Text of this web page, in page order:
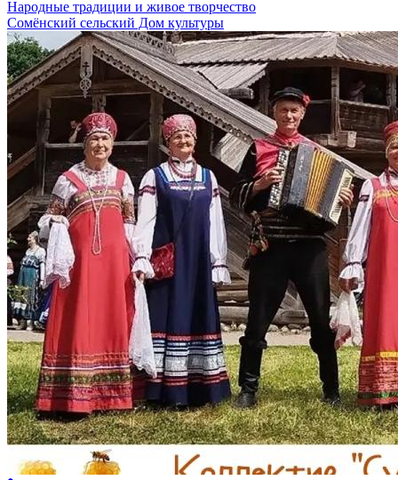
Народные традиции и живое творчество
Сомёнский сельский Дом культуры